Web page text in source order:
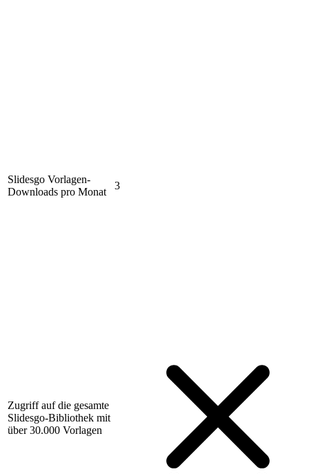
Slidesgo Vorlagen-
Downloads pro Monat
3
Zugriff auf die gesamte
Slidesgo-Bibliothek mit
über 30.000 Vorlagen